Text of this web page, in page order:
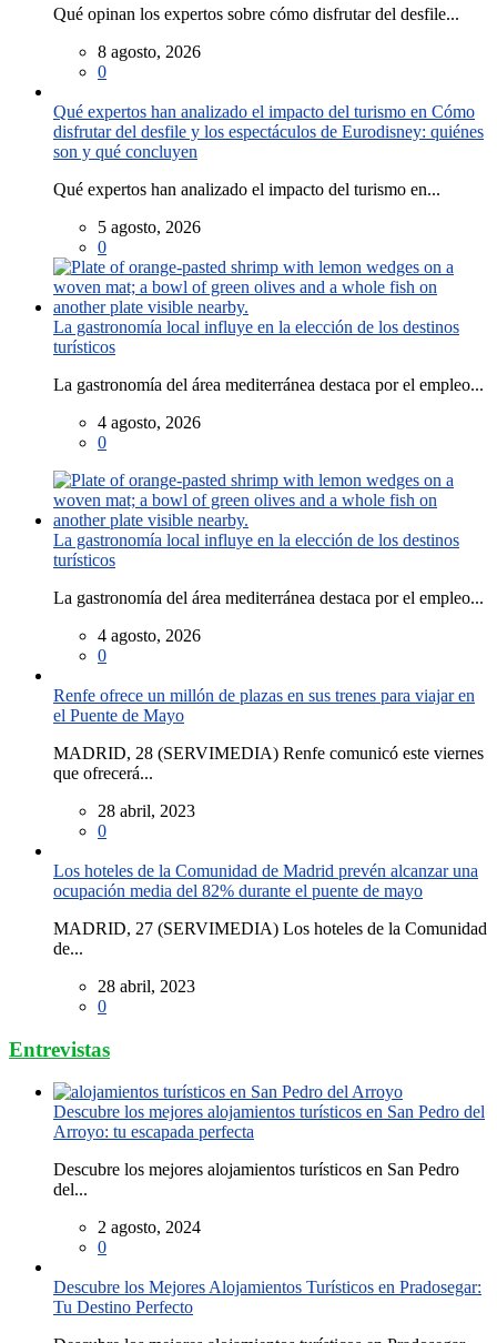
Qué opinan los expertos sobre cómo disfrutar del desfile...
8 agosto, 2026
0
Qué expertos han analizado el impacto del turismo en Cómo
disfrutar del desfile y los espectáculos de Eurodisney: quiénes
son y qué concluyen
Qué expertos han analizado el impacto del turismo en...
5 agosto, 2026
0
La gastronomía local influye en la elección de los destinos
turísticos
La gastronomía del área mediterránea destaca por el empleo...
4 agosto, 2026
0
La gastronomía local influye en la elección de los destinos
turísticos
La gastronomía del área mediterránea destaca por el empleo...
4 agosto, 2026
0
Renfe ofrece un millón de plazas en sus trenes para viajar en
el Puente de Mayo
MADRID, 28 (SERVIMEDIA) Renfe comunicó este viernes
que ofrecerá...
28 abril, 2023
0
Los hoteles de la Comunidad de Madrid prevén alcanzar una
ocupación media del 82% durante el puente de mayo
MADRID, 27 (SERVIMEDIA) Los hoteles de la Comunidad
de...
28 abril, 2023
0
Entrevistas
Descubre los mejores alojamientos turísticos en San Pedro del
Arroyo: tu escapada perfecta
Descubre los mejores alojamientos turísticos en San Pedro
del...
2 agosto, 2024
0
Descubre los Mejores Alojamientos Turísticos en Pradosegar:
Tu Destino Perfecto